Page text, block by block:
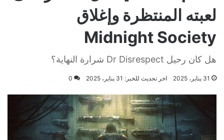
لعبته المنتظرة وإغلاق
Midnight Society
هل كان رحيل Dr Disrespect شرارة النهاية؟
31 يناير، 2025 اخر تحديث للخبر: 31 يناير، 2025 0